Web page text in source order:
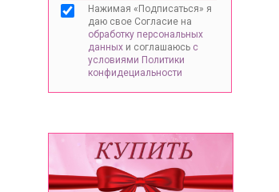
Нажимая «Подписаться» я
даю свое Согласие на
обработку персональных
данных и соглашаюсь с
условиями Политики
конфидециальности